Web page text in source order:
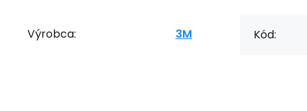
Výrobca: 3M Kód: